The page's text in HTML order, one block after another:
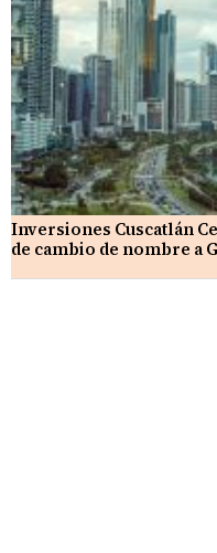
Inversiones Cuscatlán
de cambio de nombre a